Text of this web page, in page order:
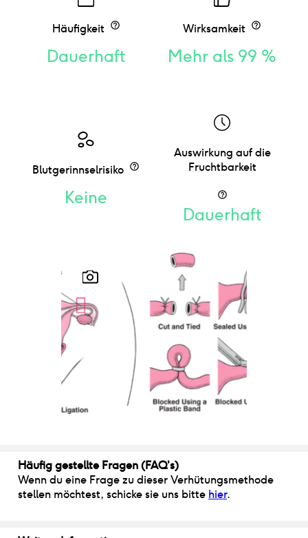
Häufigkeit
Dauerhaft
Wirksamkeit
Mehr als 99 %
Blutgerinnselrisiko
Keine
Auswirkung auf die
Fruchtbarkeit
Dauerhaft
Häufig gestellte Fragen (FAQ’s)
Wenn du eine Frage zu dieser Verhütungsmethode
stellen möchtest, schicke sie uns bitte hier.